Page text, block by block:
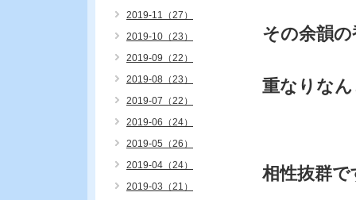
その余韻
重なりな
相性抜群で
2019-11（27）
2019-10（23）
2019-09（22）
2019-08（23）
2019-07（22）
2019-06（24）
2019-05（26）
2019-04（24）
2019-03（21）